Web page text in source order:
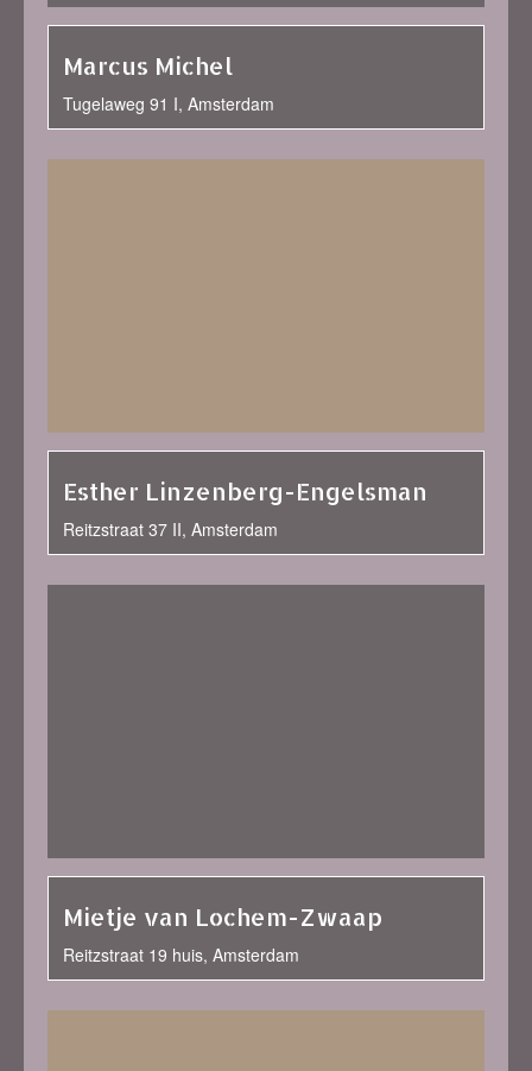
Marcus Michel
Tugelaweg 91 I, Amsterdam
Esther Linzenberg-Engelsman
Reitzstraat 37 II, Amsterdam
Mietje van Lochem-Zwaap
Reitzstraat 19 huis, Amsterdam